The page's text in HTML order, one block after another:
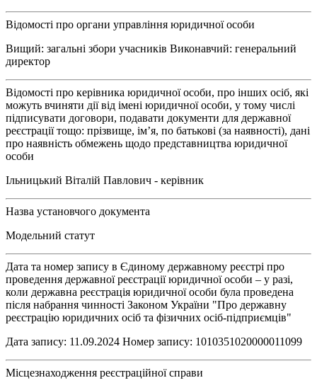
Відомості про органи управління юридичної особи
Вищий: загальні збори учасників Виконавчий: генеральний
директор
Відомості про керівника юридичної особи, про інших осіб, які
можуть вчиняти дії від імені юридичної особи, у тому числі
підписувати договори, подавати документи для державної
реєстрації тощо: прізвище, ім’я, по батькові (за наявності), дані
про наявність обмежень щодо представництва юридичної
особи
Ільницький Віталій Павлович - керівник
Назва установчого документа
Модельний статут
Дата та номер запису в Єдиному державному реєстрі про
проведення державної реєстрації юридичної особи – у разі,
коли державна реєстрація юридичної особи була проведена
після набрання чинності Законом України "Про державну
реєстрацію юридичних осіб та фізичних осіб-підприємців"
Дата запису: 11.09.2024 Номер запису: 1010351020000011099
Місцезнаходження реєстраційної справи